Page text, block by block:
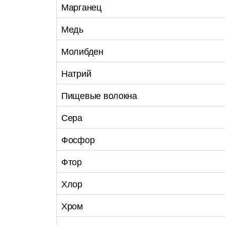
Марганец
Медь
Молибден
Натрий
Пищевые волокна
Сера
Фосфор
Фтор
Хлор
Хром